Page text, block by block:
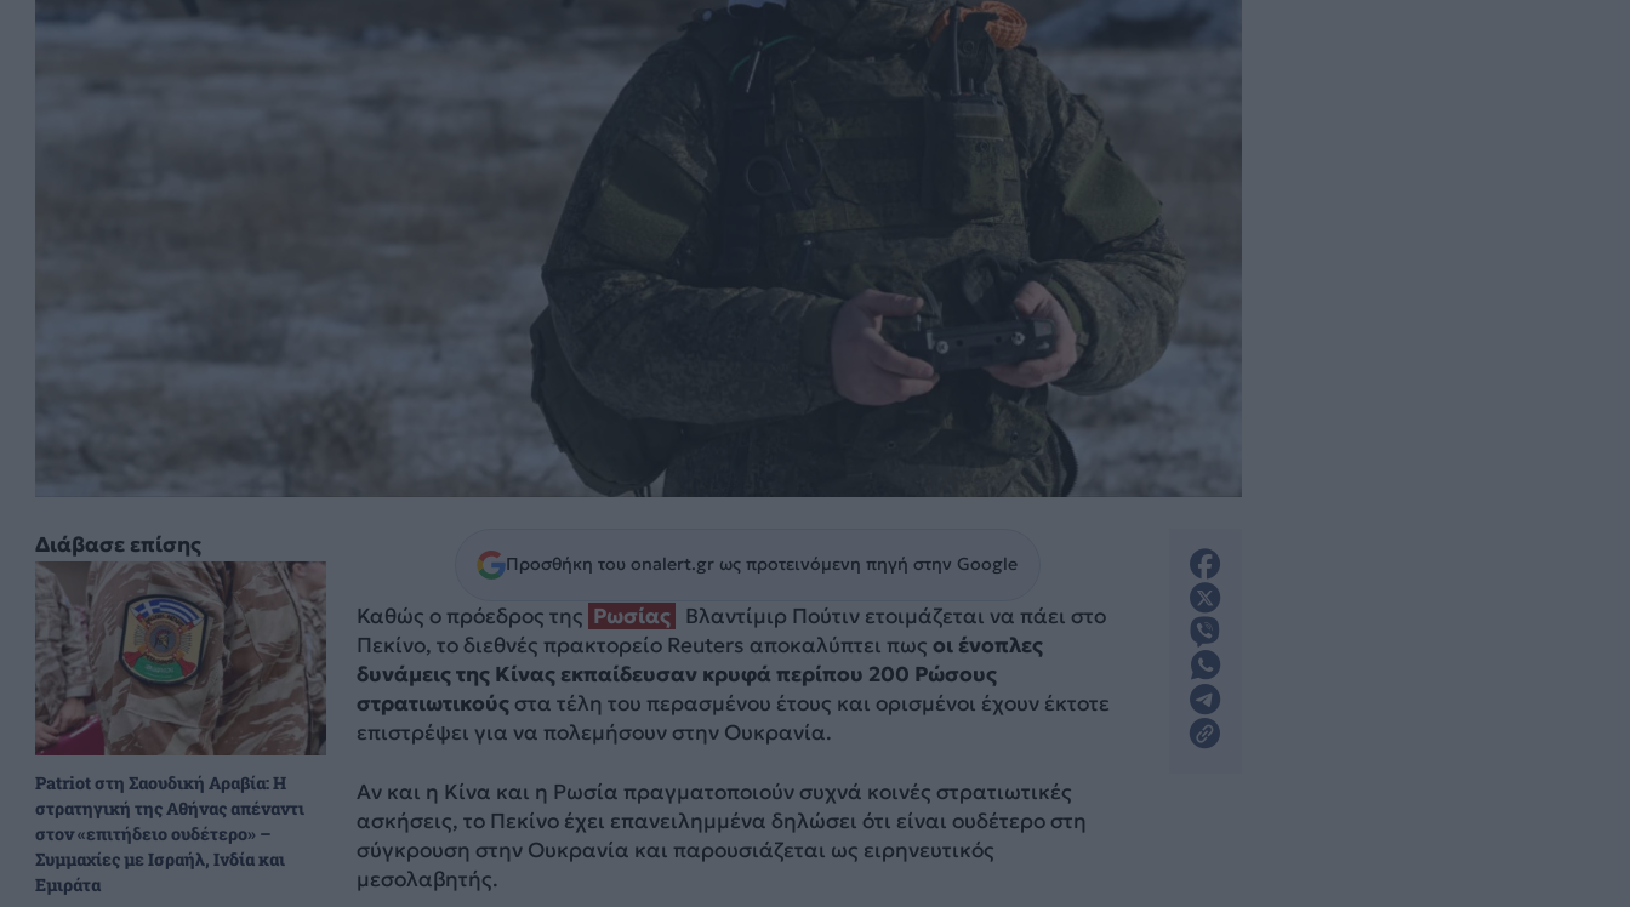
Διάβασε επίσης
Patriot στη Σαουδική Αραβία: Η
στρατηγική της Αθήνας απέναντι
στον «επιτήδειο ουδέτερο» –
Συμμαχίες με Ισραήλ, Ινδία και
Εμιράτα
Προσθήκη του onalert.gr ως προτεινόμενη πηγή στην Google
Καθώς ο πρόεδρος της Ρωσίας Βλαντίμιρ Πούτιν ετοιμάζεται να πάει στο
Πεκίνο, το διεθνές πρακτορείο Reuters αποκαλύπτει πως οι ένοπλες
δυνάμεις της Κίνας εκπαίδευσαν κρυφά περίπου 200 Ρώσους
στρατιωτικούςστα τέλη του περασμένου έτους και ορισμένοι έχουν έκτοτε
επιστρέψει για να πολεμήσουν στην Ουκρανία.
Αν και η Κίνα και η Ρωσία πραγματοποιούν συχνά κοινές στρατιωτικές
ασκήσεις, το Πεκίνο έχει επανειλημμένα δηλώσει ότι είναι ουδέτερο στη
σύγκρουση στην Ουκρανία και παρουσιάζεται ως ειρηνευτικός
μεσολαβητής.